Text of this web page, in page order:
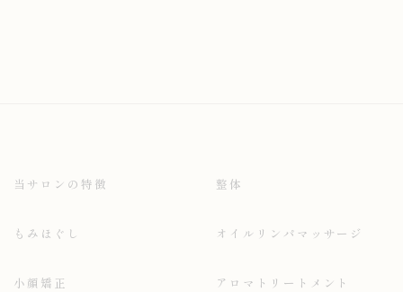
当サロンの特徴 整体
もみほぐし オイルリンパマッサージ
小顔矯正 アロマトリートメント